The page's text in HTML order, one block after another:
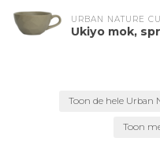
URBAN NATURE
Ukiyo mok,
Toon de hele Urban
Toon